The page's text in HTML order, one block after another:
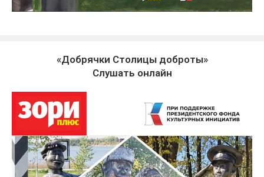
«Добрячки Столицы доброты»
Слушать онлайн